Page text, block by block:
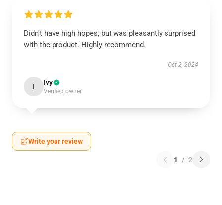
Didn't have high hopes, but was pleasantly surprised
with the product. Highly recommend.
Oct 2, 2024
I Ivy
Verified owner
Write your review
1 / 2